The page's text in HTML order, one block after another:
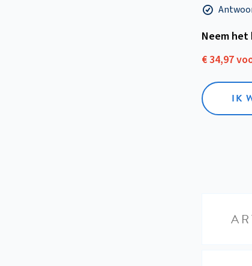
Neem het
€ 34,97
IK